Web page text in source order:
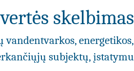
skelbimas
energetikos,
subjektų, įstatymu